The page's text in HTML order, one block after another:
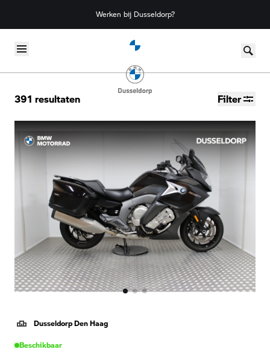
Werken bij Dusseldorp?
Skip to content
391 resultaten Filter
Dusseldorp Den Haag
Beschikbaar